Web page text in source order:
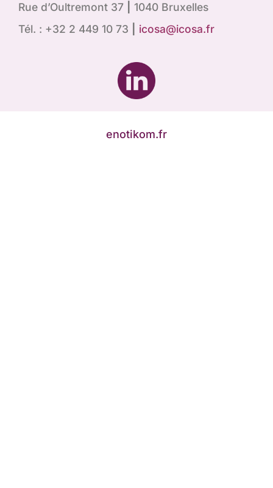
Rue d’Oultremont 37
1040 Bruxelles
Tél. : +32 2 449 10 73
icosa@icosa.fr
enotikom.fr